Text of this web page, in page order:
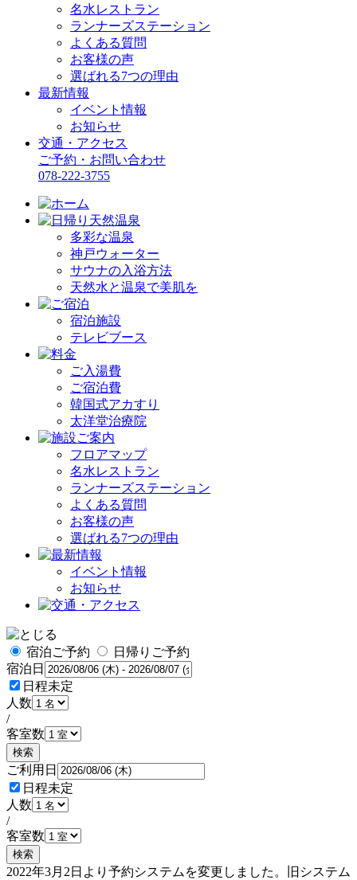
名水レストラン
ランナーズステーション
よくある質問
お客様の声
選ばれる7つの理由
最新情報
イベント情報
お知らせ
交通・アクセス
ご予約・お問い合わせ
078-222-3755
多彩な温泉
神戸ウォーター
サウナの入浴方法
天然水と温泉で美肌を
宿泊施設
テレビブース
ご入湯費
ご宿泊費
韓国式アカすり
太洋堂治療院
フロアマップ
名水レストラン
ランナーズステーション
よくある質問
お客様の声
選ばれる7つの理由
イベント情報
お知らせ
宿泊ご予約
日帰りご予約
宿泊日
日程未定
人数
/
客室数
検索
ご利用日
日程未定
人数
/
客室数
検索
2022年3月2日より予約システムを変更しました。旧システム